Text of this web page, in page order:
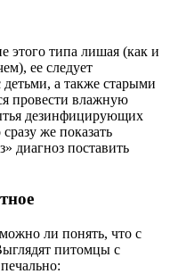
этого типа лишая (как и
ее следует
детьми, а также старыми
провести влажную
дезинфицирующих
же показать
диагноз поставить
ли понять, что с
питомцы с